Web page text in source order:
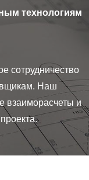
технологиям
сотрудничество
Наш
взаиморасчеты и